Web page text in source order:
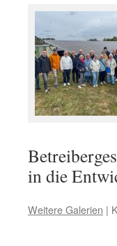
in die
Weitere Galerien |